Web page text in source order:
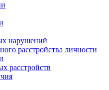
нарушений
расстройства личности
расстройств